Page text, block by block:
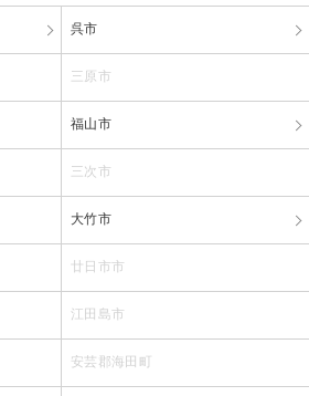
呉市
三原市
福山市
三次市
大竹市
廿日市市
江田島市
安芸郡海田町